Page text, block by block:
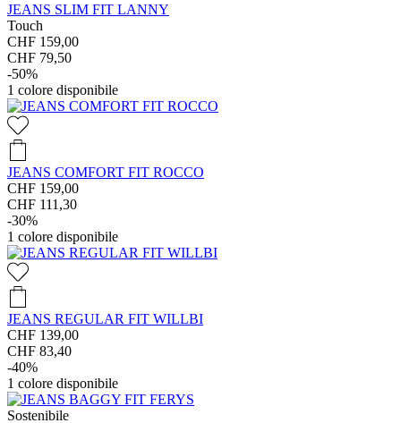
JEANS SLIM FIT LANNY
Touch
CHF 159,00
CHF 79,50
-50%
1 colore disponibile
JEANS COMFORT FIT ROCCO
CHF 159,00
CHF 111,30
-30%
1 colore disponibile
JEANS REGULAR FIT WILLBI
CHF 139,00
CHF 83,40
-40%
1 colore disponibile
Sostenibile